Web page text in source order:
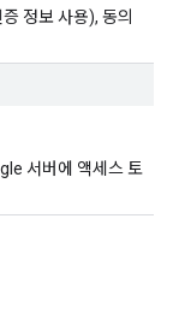
정보 사용), 동의
서버에 액세스 토